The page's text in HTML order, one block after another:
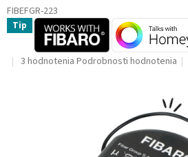
FIBEFGR-223
Tip
Priemerné
3 hodnotenia Podrobnosti hodnotenia